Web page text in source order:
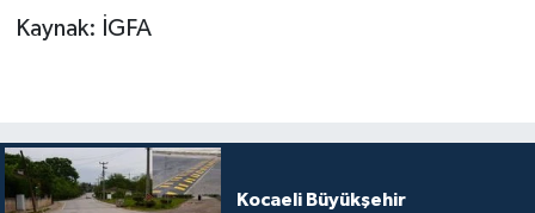
Kaynak: İGFA
Kocaeli Büyükşehir